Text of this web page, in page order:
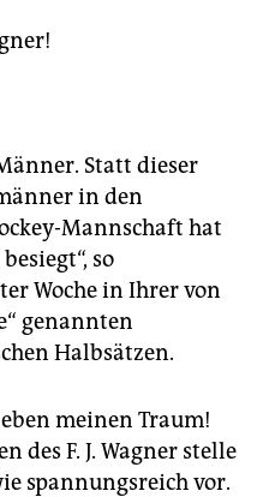
Statt dieser
in den
Mannschaft hat
so
Woche in Ihrer von
genannten
Halbsätzen.
meinen Traum!
des F. J. Wagner stelle
spannungsreich vor.